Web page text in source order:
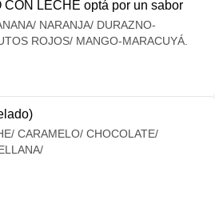
CON LECHE optá por un sabor
NARANJA/ DURAZNO-
ROJOS/ MANGO-MARACUYÁ.
CARAMELO/ CHOCOLATE/